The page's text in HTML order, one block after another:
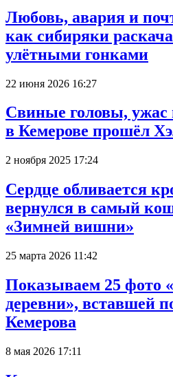
Любовь, авария и
как сибиряки
улётными гонками
22 июня 2026 16:27
Свиные головы, ужас
в Кемерове прошёл
2 ноября 2025 17:24
Сердце обливается
вернулся в самый
«Зимней вишни»
25 марта 2026 11:42
Показываем 25 фото
деревни», вставшей
Кемерова
8 мая 2026 17:11